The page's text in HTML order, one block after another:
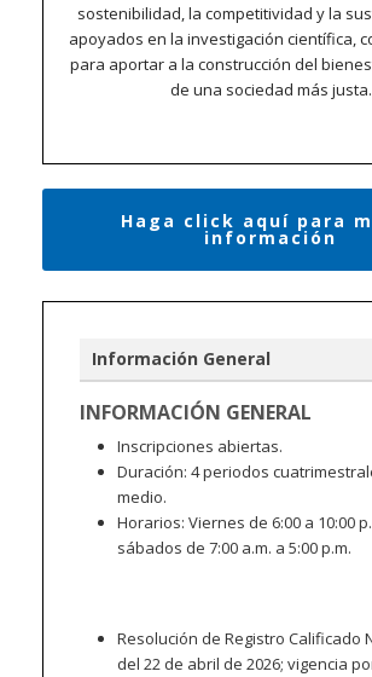
sostenibilidad, la competitividad y la
apoyados en la investigación científica,
para aportar a la construcción del
de una sociedad más justa.
Haga click aquí para
información
Información General
INFORMACIÓN GENERAL
Inscripciones abiertas.
Duración: 4 periodos
medio.
Horarios: Viernes de 6:00 a 10:00
sábados de 7:00 a.m. a 5:00 p.m.
Resolución de Registro Calificado
del 22 de abril de 2026; vigencia